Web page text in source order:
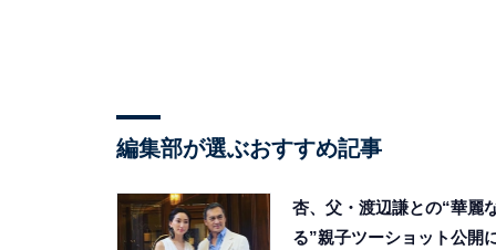
編集部が選ぶおすすめ記事
杏、父・渡辺謙との“華麗
る”親子ツーショット公開